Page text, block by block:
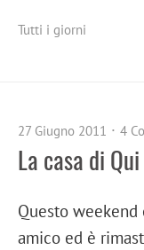
Tutti i giorni
27 Giugno 2011 4
La casa di
Questo weekend
amico ed è